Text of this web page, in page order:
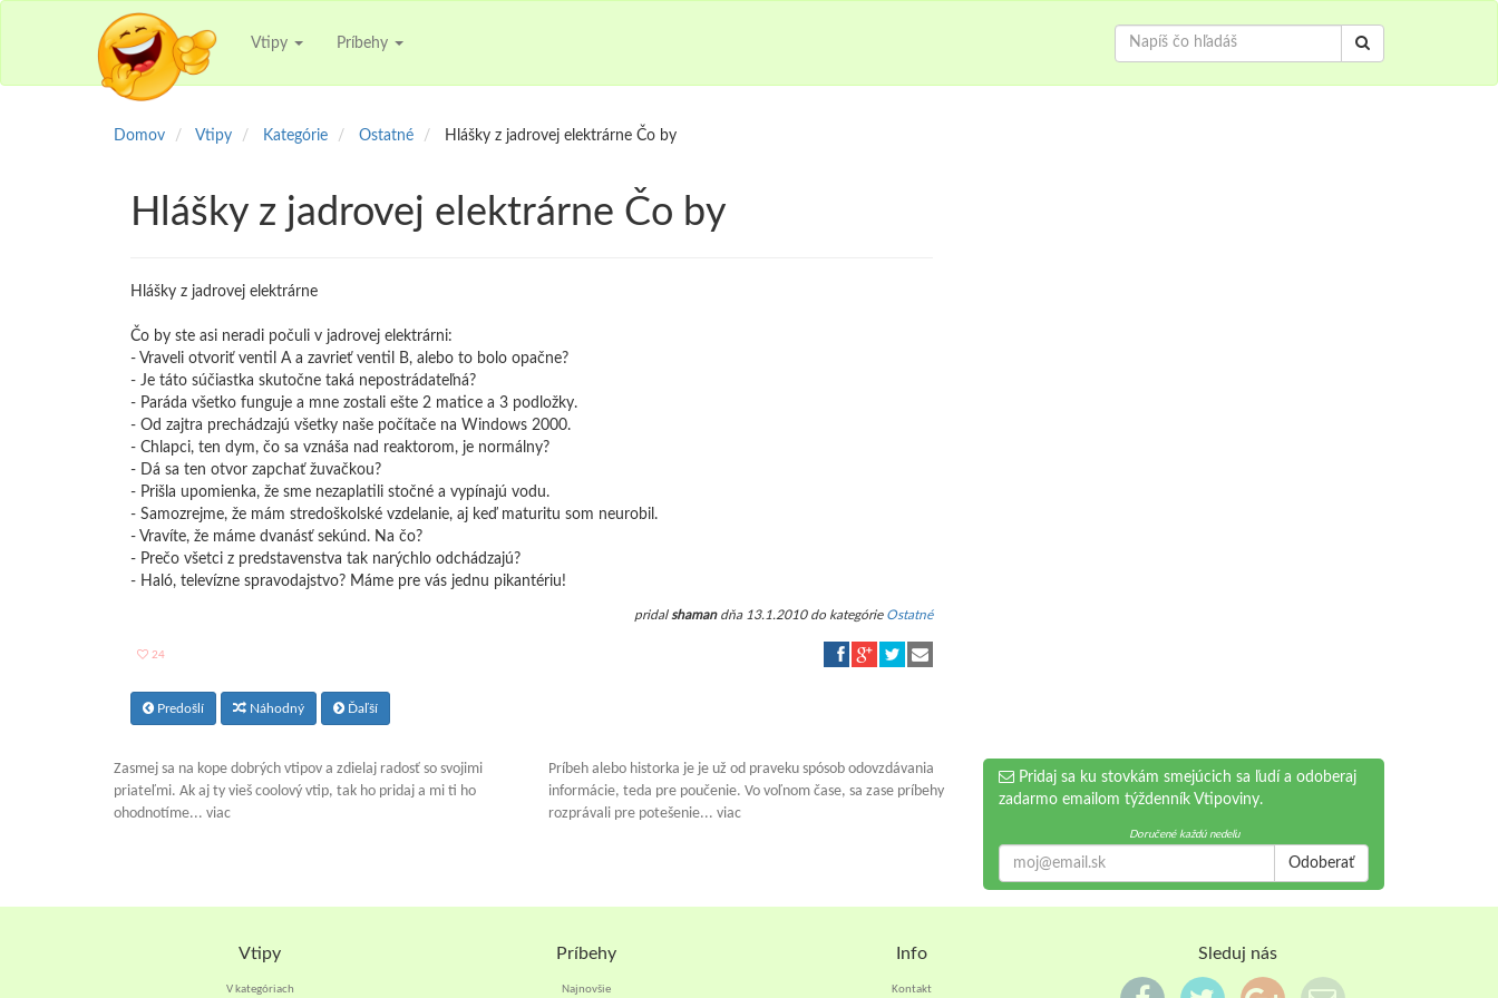
Vtipy Príbehy
Domov Vtipy Kategórie Ostatné Hlášky z jadrovej elektrárne Čo by
Hlášky z jadrovej elektrárne Čo by
Hlášky z jadrovej elektrárne
Čo by ste asi neradi počuli v jadrovej elektrárni:
- Vraveli otvoriť ventil A a zavrieť ventil B, alebo to bolo opačne?
- Je táto súčiastka skutočne taká nepostrádateľná?
- Paráda všetko funguje a mne zostali ešte 2 matice a 3 podložky.
- Od zajtra prechádzajú všetky naše počítače na Windows 2000.
- Chlapci, ten dym, čo sa vznáša nad reaktorom, je normálny?
- Dá sa ten otvor zapchať žuvačkou?
- Prišla upomienka, že sme nezaplatili stočné a vypínajú vodu.
- Samozrejme, že mám stredoškolské vzdelanie, aj keď maturitu som neurobil.
- Vravíte, že máme dvanásť sekúnd. Na čo?
- Prečo všetci z predstavenstva tak narýchlo odchádzajú?
- Haló, televízne spravodajstvo? Máme pre vás jednu pikantériu!
pridal shamandňa 13.1.2010 do kategórie Ostatné
24
Predošlí Náhodný Ďaľší
Zasmej sa na kope dobrých vtipov a zdielaj radosť so svojimi
priateľmi. Ak aj ty vieš coolový vtip, tak ho pridaj a mi ti ho
ohodnotíme... viac
Príbeh alebo historka je je už od praveku spósob odovzdávania
informácie, teda pre poučenie. Vo voľnom čase, sa zase príbehy
rozprávali pre potešenie... viac
Pridaj sa ku stovkám smejúcich sa ľudí a odoberaj
zadarmo emailom týždenník Vtipoviny.
Doručené každú nedeľu
Odoberať
Vtipy
V kategóriach
Príbehy
Najnovšie
Info
Kontakt
Sleduj nás